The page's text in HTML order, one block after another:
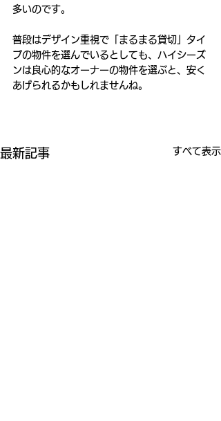
多いのです。
普段はデザイン重視で「まるまる貸切」タイ
プの物件を選んでいるとしても、ハイシーズ
ンは良心的なオーナーの物件を選ぶと、安く
あげられるかもしれませんね。
最新記事 すべて表示